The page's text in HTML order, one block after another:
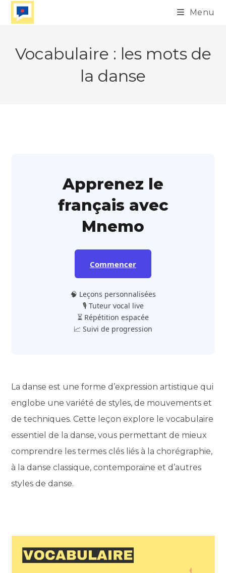
Skip
Menu
Vocabulaire : les mots de
la danse
Apprenez le
français avec
Mnemo
Commencer
🧠 Leçons personnalisées
🎙️ Tuteur vocal live
⏳ Répétition espacée
📈 Suivi de progression
La danse est une forme d’expression artistique qui
englobe une variété de styles, de mouvements et
de techniques. Cette leçon explore le vocabulaire
essentiel de la danse, vous permettant de mieux
comprendre les termes clés liés à la chorégraphie,
à la danse classique, contemporaine et d’autres
styles de danse.